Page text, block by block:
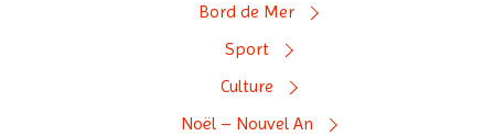
Bord de Mer
Sport
Culture
Noël – Nouvel An